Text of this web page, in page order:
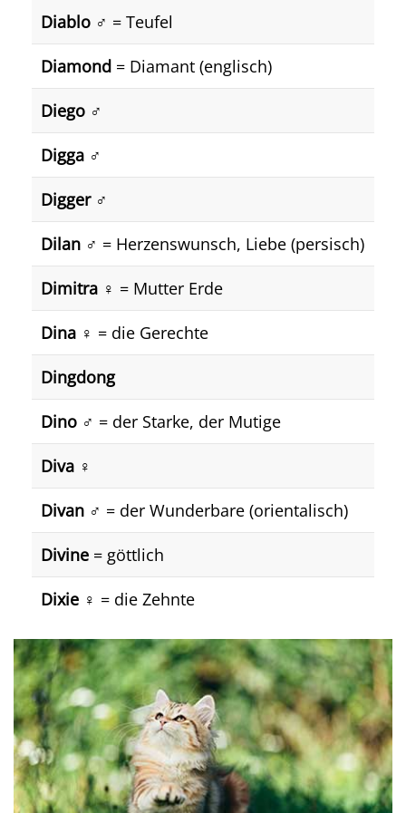
Diablo ♂️ = Teufel
Diamond = Diamant (englisch)
Diego ♂️
Digga ♂️
Digger♂️
Dilan ♂️ = Herzenswunsch, Liebe (persisch)
Dimitra ♀️ = Mutter Erde
Dina ♀️ = die Gerechte
Dingdong
Dino ♂️ = der Starke, der Mutige
Diva ♀️
Divan ♂️ = der Wunderbare (orientalisch)
Divine = göttlich
Dixie ♀️ = die Zehnte